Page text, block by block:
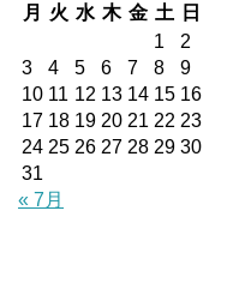
月
火 水 木 金 土
日
1
2
3
4 5 6 7 8
9
10 11 12 13 14 15 16
17 18 19 20 21 22 23
24 25 26 27 28 29 30
31
« 7月